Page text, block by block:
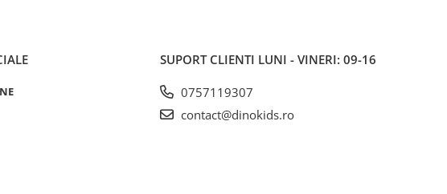
SUPORT CLIENTI LUNI - VINERI: 09-16
0757119307
contact@dinokids.ro